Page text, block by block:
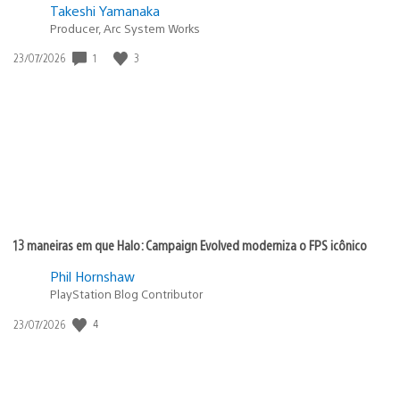
Takeshi Yamanaka
Producer, Arc System Works
Data
23/07/2026 1 3
13 maneiras em que Halo: Campaign Evolved moderniza o FPS icônico
Phil Hornshaw
PlayStation Blog Contributor
Data
23/07/2026 4